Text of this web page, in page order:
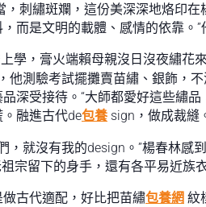
，刺繡斑斕，這份美深深地烙印在
而是文明的載體、感情的依靠。”
學，膏火端賴母親沒日沒夜繡
他測驗考試擺攤賣苗繡、銀飾，
深受接待。“大師都愛好這些繡
融進古代de包養 sign，做成裁縫
，就沒有我的design。”楊春林感
宗留下的身手，還有各平易近族
古代適配，好比把苗繡包養網 紋